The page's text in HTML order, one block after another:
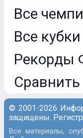
Все
Все
Рекорды
© 2001-2026
защищены.
Все материалы,